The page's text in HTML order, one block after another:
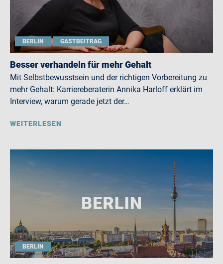
BERLIN GASTBEITRAG
Besser verhandeln für mehr Gehalt
Mit Selbstbewusstsein und der richtigen Vorbereitung zu
mehr Gehalt: Karriereberaterin Annika Harloff erklärt im
Interview, warum gerade jetzt der…
WEITERLESEN
BERLIN